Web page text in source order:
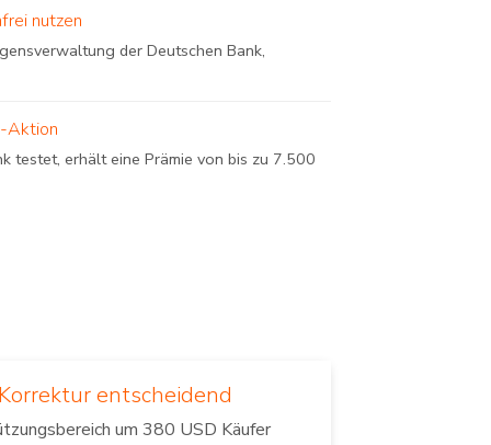
nutzen
der Deutschen Bank,
Aktion
testet, erhält eine Prämie von bis zu 7.500
entscheidend
um 380 USD Käufer